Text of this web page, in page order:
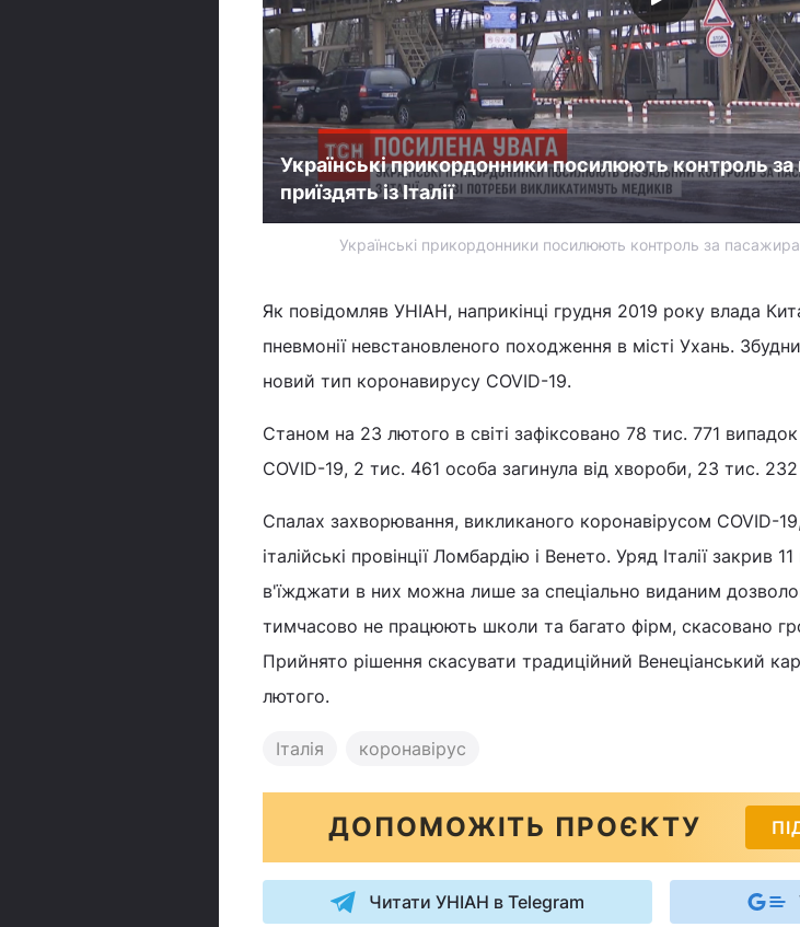
Українські прикордонники посилюють контроль за
приїздять із Італії
Українські прикордонники посилюють контроль за
Як повідомляв УНІАН, наприкінці грудня 2019 року влада
пневмонії невстановленого походження в місті Ухань.
новий тип коронавирусу COVID-19.
Станом на 23 лютого в світі зафіксовано 78 тис. 771
COVID-19, 2 тис. 461 особа загинула від хвороби, 23 тис.
Спалах захворювання, викликаного коронавірусом COVID-
італійські провінції Ломбардію і Венето. Уряд Італії закрив
в'їжджати в них можна лише за спеціально виданим
тимчасово не працюють школи та багато фірм, скасовано
Прийнято рішення скасувати традиційний Венеціанський
лютого.
Італія коронавірус
ДОПОМОЖІТЬ ПРОЄКТУ
Читати УНІАН в Telegram